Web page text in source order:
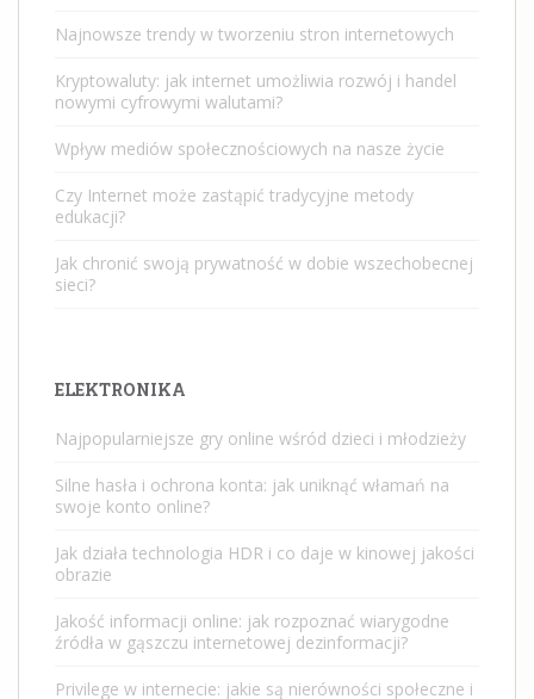
Najnowsze trendy w tworzeniu stron internetowych
Kryptowaluty: jak internet umożliwia rozwój i handel
nowymi cyfrowymi walutami?
Wpływ mediów społecznościowych na nasze życie
Czy Internet może zastąpić tradycyjne metody
edukacji?
Jak chronić swoją prywatność w dobie wszechobecnej
sieci?
ELEKTRONIKA
Najpopularniejsze gry online wśród dzieci i młodzieży
Silne hasła i ochrona konta: jak uniknąć włamań na
swoje konto online?
Jak działa technologia HDR i co daje w kinowej jakości
obrazie
Jakość informacji online: jak rozpoznać wiarygodne
źródła w gąszczu internetowej dezinformacji?
Privilege w internecie: jakie są nierówności społeczne i